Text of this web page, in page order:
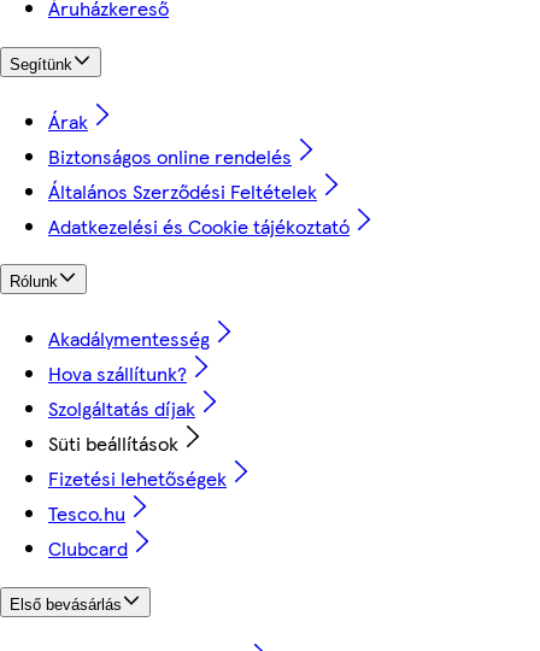
Áruházkereső
Segítünk
Árak
Biztonságos online rendelés
Általános Szerződési Feltételek
Adatkezelési és Cookie tájékoztató
Rólunk
Akadálymentesség
Hova szállítunk?
Szolgáltatás díjak
Süti beállítások
Fizetési lehetőségek
Tesco.hu
Clubcard
Első bevásárlás